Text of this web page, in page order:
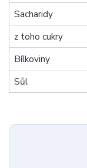
Sacharidy
z toho cukry
Bílkoviny
Sůl